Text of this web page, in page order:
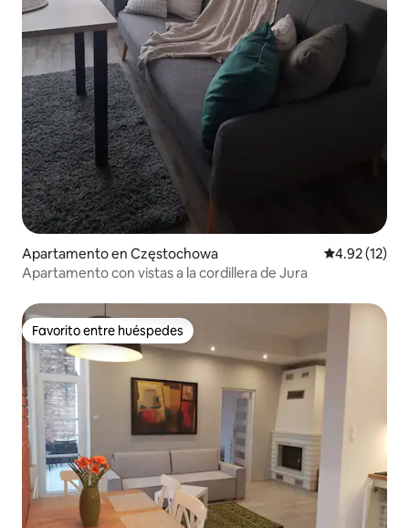
Apartamento en Częstochowa Calificación
4.92 (12)
Apartamento con vistas a la cordillera de Jura
Favorito entre huéspedes
Favorito entre huéspedes